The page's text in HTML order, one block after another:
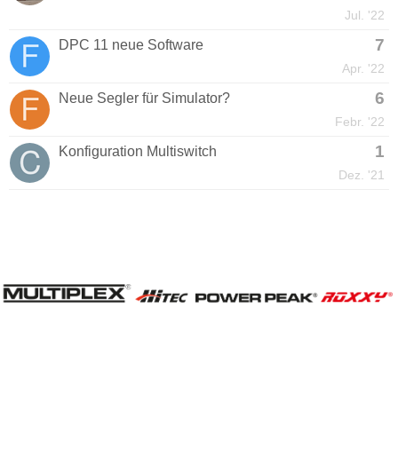
Jul. '22
DPC 11 neue Software 7
Apr. '22
Neue Segler für Simulator? 6
Febr. '22
Konfiguration Multiswitch 1
Dez. '21